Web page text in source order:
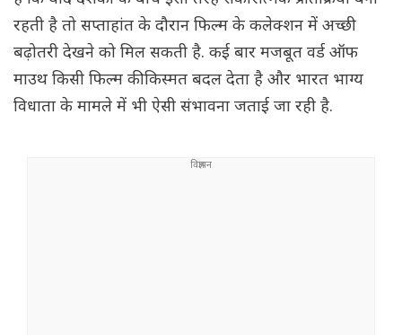
रहती है तो सप्ताहांत के दौरान फिल्म के कलेक्शन में अच्छी
बढ़ोतरी देखने को मिल सकती है. कई बार मजबूत वर्ड ऑफ
माउथ किसी फिल्म की किस्मत बदल देता है और भारत भाग्य
विधाता के मामले में भी ऐसी संभावना जताई जा रही है.